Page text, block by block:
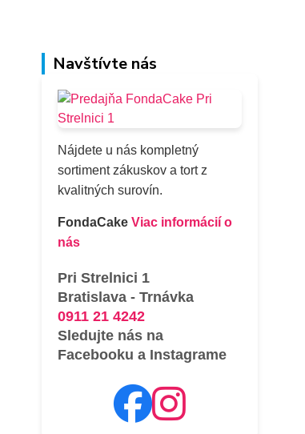
Navštívte nás
Nájdete u nás kompletný
sortiment zákuskov a tort z
kvalitných surovín.
FondaCake Viac informácií o
nás
Pri Strelnici 1
Bratislava - Trnávka
0911 21 4242
Sledujte nás na
Facebooku a Instagrame